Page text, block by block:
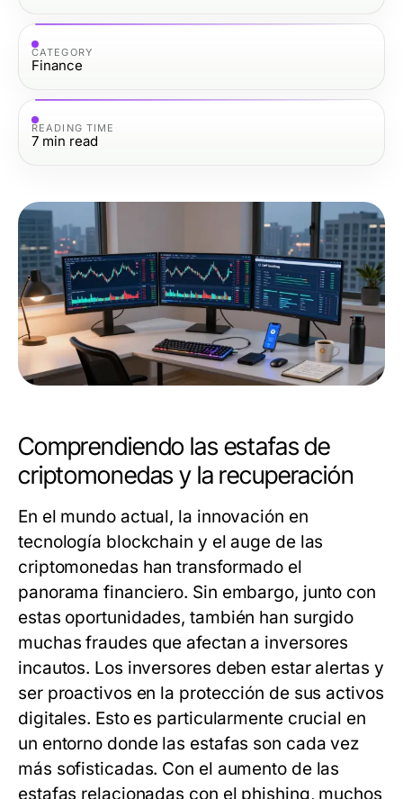
CATEGORY
Finance
READING TIME
7 min read
Comprendiendo las estafas de
criptomonedas y la recuperación
En el mundo actual, la innovación en
tecnología blockchain y el auge de las
criptomonedas han transformado el
panorama financiero. Sin embargo, junto con
estas oportunidades, también han surgido
muchas fraudes que afectan a inversores
incautos. Los inversores deben estar alertas y
ser proactivos en la protección de sus activos
digitales. Esto es particularmente crucial en
un entorno donde las estafas son cada vez
más sofisticadas. Con el aumento de las
estafas relacionadas con el phishing, muchos